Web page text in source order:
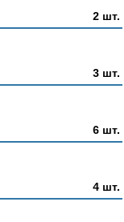
2 шт.
3 шт.
6 шт.
4 шт.